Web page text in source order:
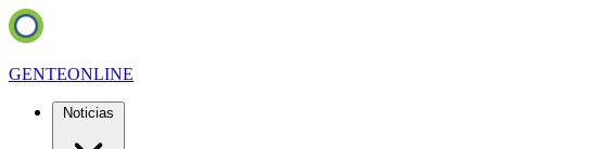
GENTEONLINE
Noticias